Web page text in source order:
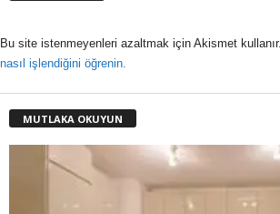
Bu site istenmeyenleri azaltmak için Akismet kullanır.
nasıl işlendiğini öğrenin.
MUTLAKA OKUYUN